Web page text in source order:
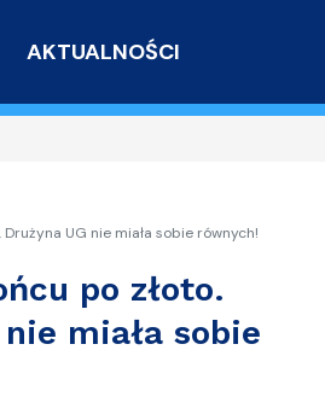
do
AKTUALNOŚCI
Drużyna UG nie miała sobie równych!
po złoto.
miała sobie